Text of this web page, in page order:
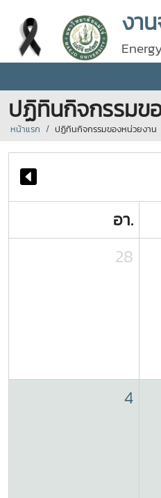
งา
ปฏิทินกิจกรรมข
หน้าแรก ปฏิทินกิจกรรมของหน่วยงาน
อา.
28
4